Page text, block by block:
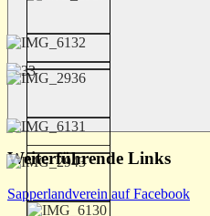
Suchen
Weiterführende Links
Sapperlandverein auf Facebook